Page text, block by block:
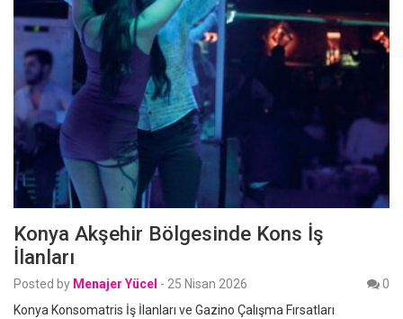
Konya Akşehir Bölgesinde Kons İş
İlanları
Posted by Menajer Yücel - 25 Nisan 2026
0
Konya Konsomatris İş İlanları ve Gazino Çalışma Fırsatları